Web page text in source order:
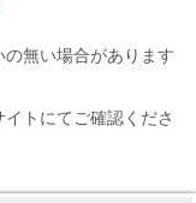
無い場合があります
トにてご確認くださ